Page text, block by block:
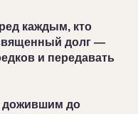
каждым, кто
долг —
и передавать
дожившим до